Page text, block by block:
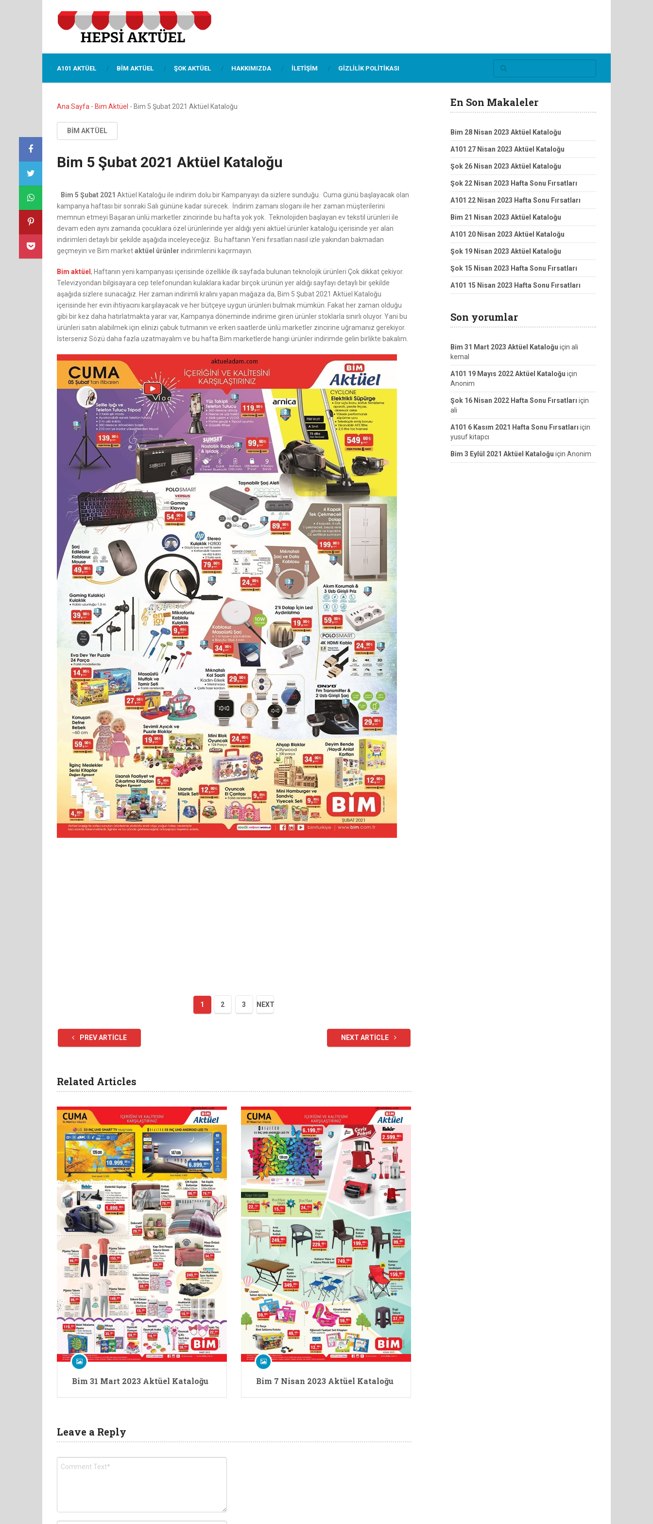
A101 AKTÜEL BIM AKTÜEL ŞOK AKTÜEL HAKKIMIZDA İLETIŞIM GIZLILIK POLITIKASI
Ana Sayfa - Bim Aktüel - Bim 5 Şubat 2021 Aktüel Kataloğu
BIM AKTÜEL
Bim 5 Şubat 2021 Aktüel Kataloğu
Bim 5 Şubat 2021 Aktüel Kataloğu ile indirim dolu bir Kampanyayı da sizlere sunduğu. Cuma günü başlayacak olan
kampanya haftası bir sonraki Salı gününe kadar sürecek. İndirim zamanı sloganı ile her zaman müşterilerini
memnun etmeyi Başaran ünlü marketler zincirinde bu hafta yok yok. Teknolojiden başlayan ev tekstil ürünleri ile
devam eden aynı zamanda çocuklara özel ürünlerinde yer aldığı yeni aktüel ürünler kataloğu içerisinde yer alan
indirimleri detaylı bir şekilde aşağıda inceleyeceğiz. Bu haftanın Yeni fırsatları nasıl izle yakından bakmadan
geçmeyin ve Bim marketaktüel ürünler indirimlerini kaçırmayın.
Bim aktüel , Haftanın yeni kampanyası içerisinde özellikle ilk sayfada bulunan teknolojik ürünleri Çok dikkat çekiyor.
Televizyondan bilgisayara cep telefonundan kulaklara kadar birçok ürünün yer aldığı sayfayı detaylı bir şekilde
aşağıda sizlere sunacağız. Her zaman indirimli kralını yapan mağaza da, Bim 5 Şubat 2021 Aktüel Kataloğu
içerisinde her evin ihtiyacını karşılayacak ve her bütçeye uygun ürünleri bulmak mümkün. Fakat her zaman olduğu
gibi bir kez daha hatırlatmakta yarar var, Kampanya döneminde indirime giren ürünler stoklarla sınırlı oluyor. Yani bu
ürünleri satın alabilmek için elinizi çabuk tutmanın ve erken saatlerde ünlü marketler zincirine uğramanız gerekiyor.
İsterseniz Sözü daha fazla uzatmayalım ve bu hafta Bim marketlerde hangi ürünler indirimde gelin birlikte bakalım.
1 2 3 NEXT
PREV ARTICLE NEXT ARTICLE
Related Articles
Bim 31 Mart 2023 Aktüel Kataloğu Bim 7 Nisan 2023 Aktüel Kataloğu
Leave a Reply
En Son Makaleler
Bim 28 Nisan 2023 Aktüel Kataloğu
A101 27 Nisan 2023 Aktüel Kataloğu
Şok 26 Nisan 2023 Aktüel Kataloğu
Şok 22 Nisan 2023 Hafta Sonu Fırsatları
A101 22 Nisan 2023 Hafta Sonu Fırsatları
Bim 21 Nisan 2023 Aktüel Kataloğu
A101 20 Nisan 2023 Aktüel Kataloğu
Şok 19 Nisan 2023 Aktüel Kataloğu
Şok 15 Nisan 2023 Hafta Sonu Fırsatları
A101 15 Nisan 2023 Hafta Sonu Fırsatları
Son yorumlar
Bim 31 Mart 2023 Aktüel Kataloğu için ali
kemal
A101 19 Mayıs 2022 Aktüel Kataloğu için
Anonim
Şok 16 Nisan 2022 Hafta Sonu Fırsatları için
ali
A101 6 Kasım 2021 Hafta Sonu Fırsatları için
yusuf kitapcı
Bim 3 Eylül 2021 Aktüel Kataloğu için Anonim